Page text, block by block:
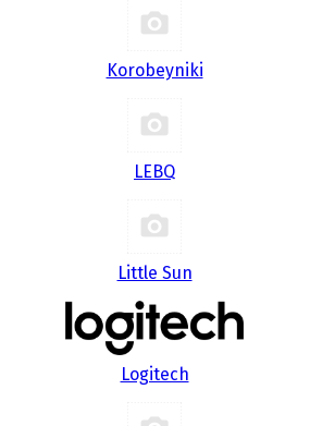
Korobeyniki
LEBQ
Little Sun
Logitech